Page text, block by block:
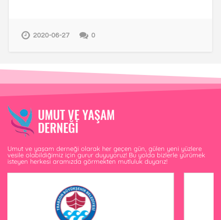
2020-06-27 0
Umut ve yaşam derneği olarak her geçen gün, gülen yeni yüzlere
vesile olabildiğimiz için gurur duyuyoruz! Bu yolda bizlerle yürümek
isteyen herkesi aramızda görmekten mutluluk duyarız!